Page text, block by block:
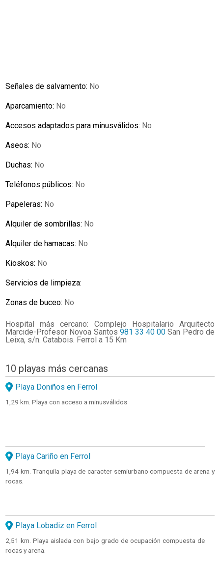
Señales de salvamento: No
Aparcamiento: No
Accesos adaptados para minusválidos: No
Aseos: No
Duchas: No
Teléfonos públicos: No
Papeleras: No
Alquiler de sombrillas: No
Alquiler de hamacas: No
Kioskos: No
Servicios de limpieza:
Zonas de buceo: No
Hospital más cercano: Complejo Hospitalario Arquitecto
Marcide-Profesor Novoa Santos 981 33 40 00 San Pedro de
Leixa, s/n. Catabois. Ferrol a 15 Km
10 playas más cercanas
Playa Doniños en Ferrol
1,29 km. Playa con acceso a minusválidos
Playa Cariño en Ferrol
1,94 km. Tranquila playa de caracter semiurbano compuesta de arena y
rocas.
Playa Lobadiz en Ferrol
2,51 km. Playa aislada con bajo grado de ocupación compuesta de
rocas y arena.